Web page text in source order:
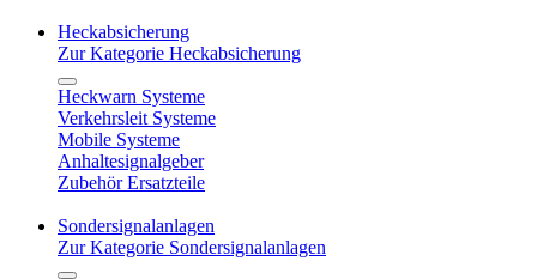
Heckabsicherung
Zur Kategorie Heckabsicherung
Heckwarn Systeme
Verkehrsleit Systeme
Mobile Systeme
Anhaltesignalgeber
Zubehör Ersatzteile
Sondersignalanlagen
Zur Kategorie Sondersignalanlagen